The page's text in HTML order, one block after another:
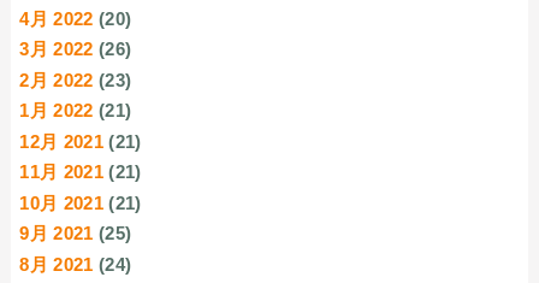
4月 2022 (20)
3月 2022 (26)
2月 2022 (23)
1月 2022 (21)
12月 2021 (21)
11月 2021 (21)
10月 2021 (21)
9月 2021 (25)
8月 2021 (24)